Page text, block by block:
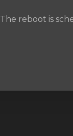
The reboot is